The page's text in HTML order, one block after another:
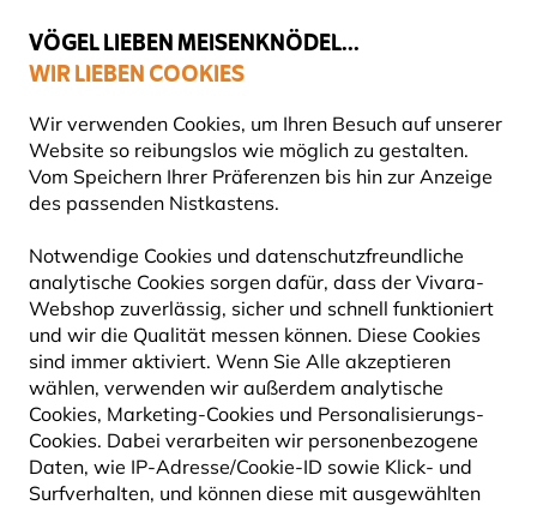
VÖGEL LIEBEN MEISENKNÖDEL...
WIR LIEBEN COOKIES
Wir verwenden Cookies, um Ihren Besuch auf unserer
Website so reibungslos wie möglich zu gestalten.
Vom Speichern Ihrer Präferenzen bis hin zur Anzeige
des passenden Nistkastens.
Notwendige Cookies und datenschutzfreundliche
analytische Cookies sorgen dafür, dass der Vivara-
Webshop zuverlässig, sicher und schnell funktioniert
und wir die Qualität messen können. Diese Cookies
sind immer aktiviert. Wenn Sie Alle akzeptieren
wählen, verwenden wir außerdem analytische
Cookies, Marketing-Cookies und Personalisierungs-
Cookies. Dabei verarbeiten wir personenbezogene
Daten, wie IP-Adresse/Cookie-ID sowie Klick- und
Surfverhalten, und können diese mit ausgewählten
Gratis Versand ab 65 €
Vogelfuttersysteme
AMSEL-FUTTERHAUS
Amseln sind eine wunderbare Bereicherung für jeden
Garten. Mit ihrem melodischen Gesang und ihrer
eleganten Erscheinung verzaubern sie jeden Naturlie
Mehr lesen
10Produkte